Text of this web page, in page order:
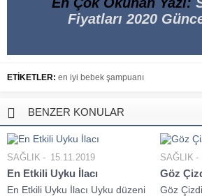
Fiyatları 2020
ETİKETLER: en iyi bebek şampuanı
BENZER KONULAR
SAĞLIK 15.11.2019
En Etkili Uyku İlacı
En Etkili Uyku İlacı Uyku düzeni
SAĞLIK
Göz
Göz